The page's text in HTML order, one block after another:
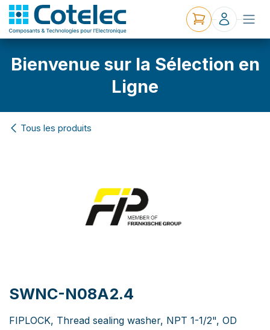
Bienvenue sur la Sélection en
Ligne
Tous les produits
SWNC-N08A2.4
FIPLOCK, Thread sealing washer, NPT 1-1/2", OD